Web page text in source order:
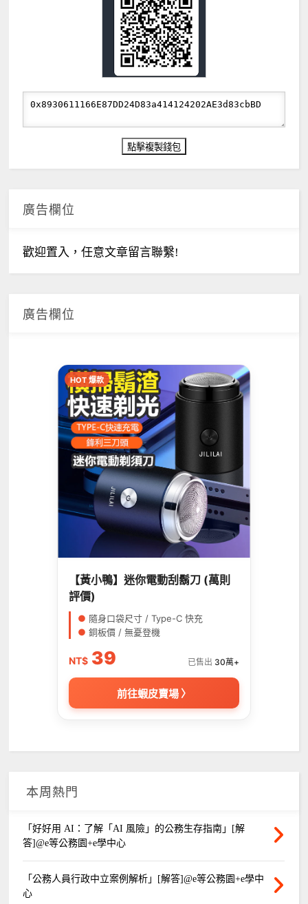
廣告欄位
歡迎置入，任意文章留言聯繫!
廣告欄位
HOT 爆款
【黃小鴨】迷你電動刮鬍刀 (萬則
評價)
● 隨身口袋尺寸 / Type-C 快充
● 銅板價 / 無憂登機
NT$ 39 已售出 30萬+
前往蝦皮賣場 〉
本周熱門
「好好用 AI：了解「AI 風險」的公務生存指南」[解
答]@e等公務園+e學中心
「公務人員行政中立案例解析」[解答]@e等公務園+e學中
心